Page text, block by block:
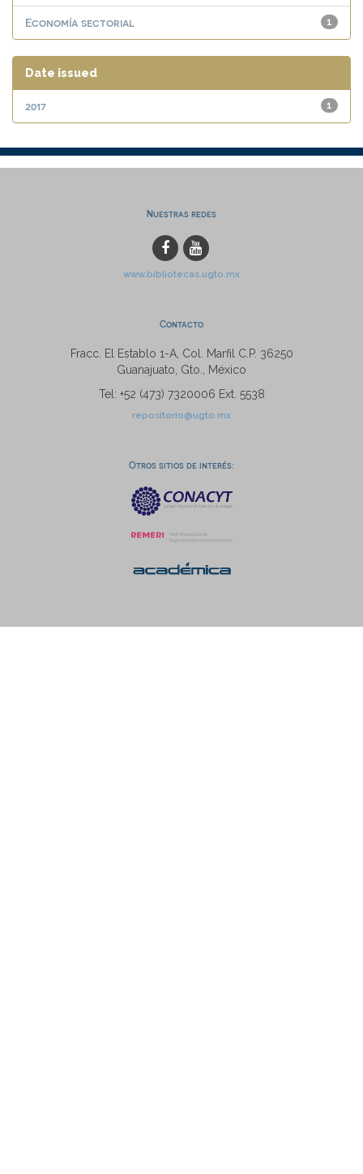
1
Economía sectorial
Date issued
1
2017
Nuestras redes
www.bibliotecas.ugto.mx
Contacto
Fracc. El Establo 1-A, Col. Marfil C.P. 36250
Guanajuato, Gto., México
Tel: +52 (473) 7320006 Ext. 5538
repositorio@ugto.mx
Otros sitios de interés: